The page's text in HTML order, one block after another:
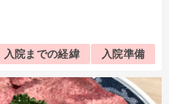
入院までの経緯 入院準備